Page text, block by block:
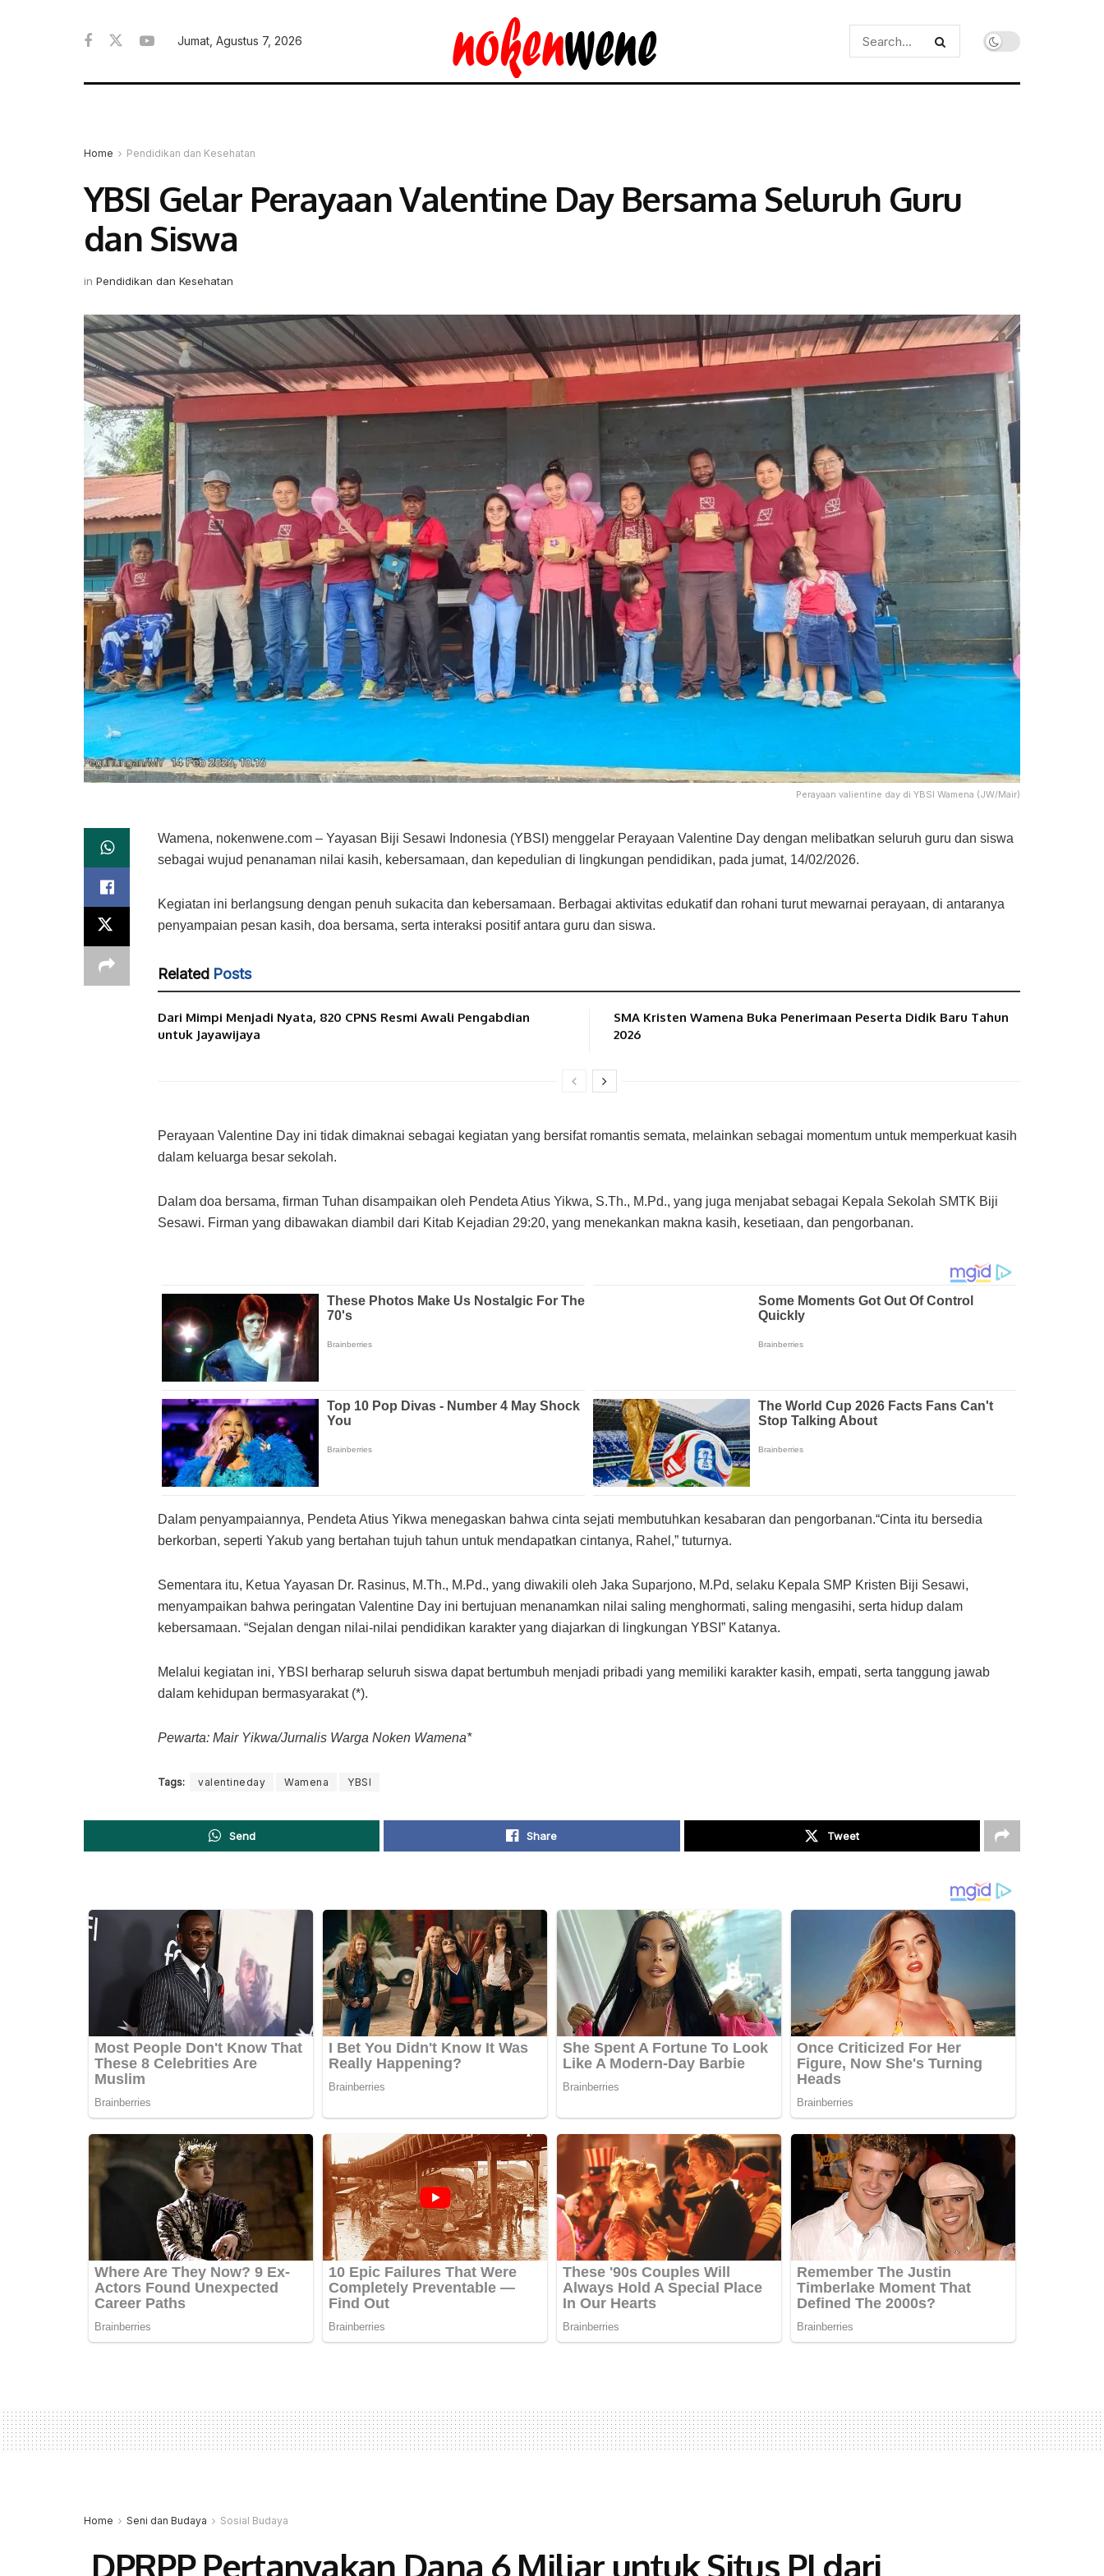
Jumat, Agustus 7, 2026
Home Pendidikan dan Kesehatan
YBSI Gelar Perayaan Valentine Day Bersama Seluruh Guru
dan Siswa
in Pendidikan dan Kesehatan
Perayaan valientine day di YBSI Wamena (JW/Mair)
Wamena, nokenwene.com – Yayasan Biji Sesawi Indonesia (YBSI) menggelar Perayaan Valentine Day dengan melibatkan seluruh guru dan siswa
sebagai wujud penanaman nilai kasih, kebersamaan, dan kepedulian di lingkungan pendidikan, pada jumat, 14/02/2026.
Kegiatan ini berlangsung dengan penuh sukacita dan kebersamaan. Berbagai aktivitas edukatif dan rohani turut mewarnai perayaan, di antaranya
penyampaian pesan kasih, doa bersama, serta interaksi positif antara guru dan siswa.
Related Posts
Dari Mimpi Menjadi Nyata, 820 CPNS Resmi Awali Pengabdian
untuk Jayawijaya
SMA Kristen Wamena Buka Penerimaan Peserta Didik Baru Tahun
2026
Perayaan Valentine Day ini tidak dimaknai sebagai kegiatan yang bersifat romantis semata, melainkan sebagai momentum untuk memperkuat kasih
dalam keluarga besar sekolah.
Dalam doa bersama, firman Tuhan disampaikan oleh Pendeta Atius Yikwa, S.Th., M.Pd., yang juga menjabat sebagai Kepala Sekolah SMTK Biji
Sesawi. Firman yang dibawakan diambil dari Kitab Kejadian 29:20, yang menekankan makna kasih, kesetiaan, dan pengorbanan.
Dalam penyampaiannya, Pendeta Atius Yikwa menegaskan bahwa cinta sejati membutuhkan kesabaran dan pengorbanan.“Cinta itu bersedia
berkorban, seperti Yakub yang bertahan tujuh tahun untuk mendapatkan cintanya, Rahel,” tuturnya.
Sementara itu, Ketua Yayasan Dr. Rasinus, M.Th., M.Pd., yang diwakili oleh Jaka Suparjono, M.Pd, selaku Kepala SMP Kristen Biji Sesawi,
menyampaikan bahwa peringatan Valentine Day ini bertujuan menanamkan nilai saling menghormati, saling mengasihi, serta hidup dalam
kebersamaan. “Sejalan dengan nilai-nilai pendidikan karakter yang diajarkan di lingkungan YBSI” Katanya.
Melalui kegiatan ini, YBSI berharap seluruh siswa dapat bertumbuh menjadi pribadi yang memiliki karakter kasih, empati, serta tanggung jawab
dalam kehidupan bermasyarakat (*).
Pewarta: Mair Yikwa/Jurnalis Warga Noken Wamena*
Tags: valentineday Wamena YBSI
Send Share Tweet
Home Seni dan Budaya Sosial Budaya
DPRPP Pertanyakan Dana 6 Miliar untuk Situs PI dari